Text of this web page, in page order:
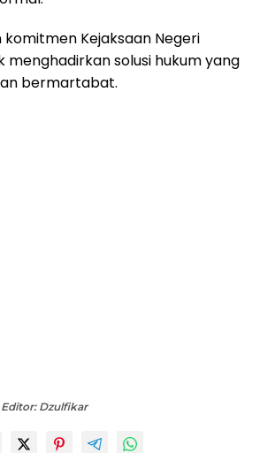
komitmen Kejaksaan Negeri
menghadirkan solusi hukum yang
bermartabat.
Editor: Dzulfikar